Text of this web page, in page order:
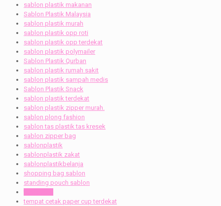
sablon plastik makanan
Sablon Plastik Malaysia
sablon plastik murah
sablon plastik opp roti
sablon plastik opp terdekat
sablon plastik polymailer
Sablon Plastik Qurban
sablon plastik rumah sakit
sablon plastik sampah medis
Sablon Plastik Snack
sablon plastik terdekat
sablon plastik zipper murah.
sablon plong fashion
sablon tas plastik tas kresek
sablon zipper bag
sablonplastik
sablonplastik zakat
sablonplastikbelanja
shopping bag sablon
standing pouch sablon
tempat cetak paper cup terdekat